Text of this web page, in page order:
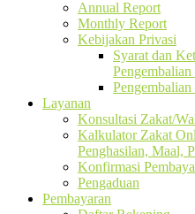
Annual Report
Monthly Report
Kebijakan Privasi
Syarat dan
Pengembalian
Layanan
Konsultasi Zakat/
Kalkulator Zakat
Penghasilan, Maal,
Konfirmasi
Pengaduan
Pembayaran